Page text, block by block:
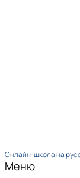
Онлайн-школа на
Меню